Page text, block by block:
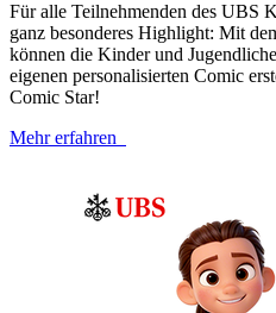
Für alle Teilnehmenden des UBS
ganz besonderes Highlight: Mit
können die Kinder und
eigenen personalisierten Comic
Comic Star!
Mehr erfahren